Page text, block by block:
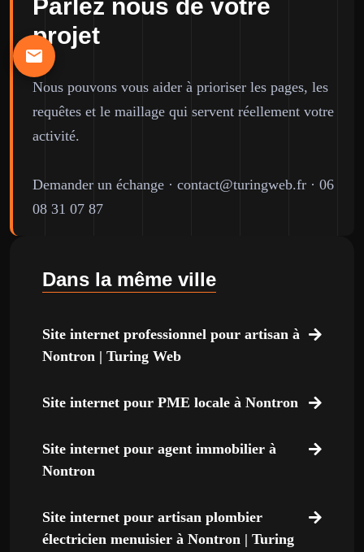
Parlez nous de votre
projet
Nous pouvons vous aider à prioriser les pages, les
requêtes et le maillage qui servent réellement votre
activité.
Demander un échange · contact@turingweb.fr · 06
08 31 07 87
Dans la même ville
Site internet professionnel pour artisan à
Nontron | Turing Web
Site internet pour PME locale à Nontron
Site internet pour agent immobilier à
Nontron
Site internet pour artisan plombier
électricien menuisier à Nontron | Turing